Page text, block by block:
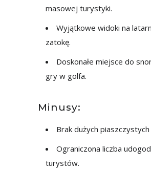
masowej turystyki.
Wyjątkowe widoki na
zatokę.
Doskonałe miejsce do
gry w golfa.
Minusy:
Brak dużych piaszczystych
Ograniczona liczba
turystów.